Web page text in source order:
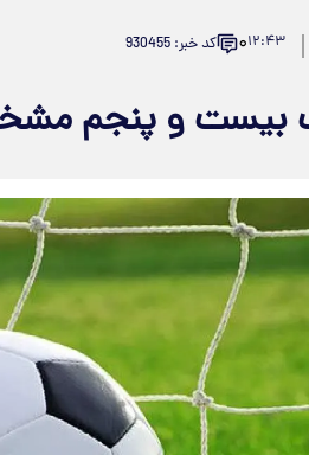
۱۲:۴۳۰ کد خبر: 930455
بیست و پنجم